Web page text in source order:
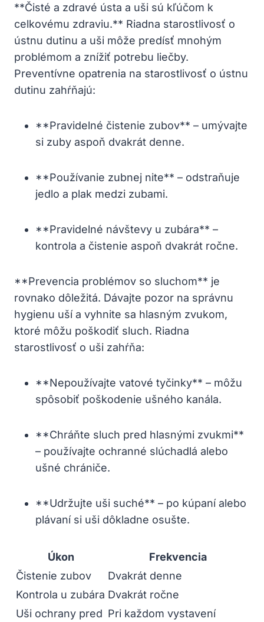
**Čisté a zdravé ústa a uši sú kľúčom k
celkovému zdraviu.** Riadna starostlivosť o
ústnu dutinu a uši môže predísť mnohým
problémom a znížiť potrebu liečby.
Preventívne opatrenia na starostlivosť o ústnu
dutinu zahŕňajú:
**Pravidelné čistenie zubov** – umývajte
si zuby aspoň dvakrát denne.
**Používanie zubnej nite** – odstraňuje
jedlo a plak medzi zubami.
**Pravidelné návštevy u zubára** –
kontrola a čistenie aspoň dvakrát ročne.
**Prevencia problémov so sluchom** je
rovnako dôležitá. Dávajte pozor na správnu
hygienu uší a vyhnite sa hlasným zvukom,
ktoré môžu poškodiť sluch. Riadna
starostlivosť o uši zahŕňa:
**Nepoužívajte vatové tyčinky** – môžu
spôsobiť poškodenie ušného kanála.
**Chráňte sluch pred hlasnými zvukmi**
– používajte ochranné slúchadlá alebo
ušné chrániče.
**Udržujte uši suché** – po kúpaní alebo
plávaní si uši dôkladne osušte.
Úkon
Frekvencia
Čistenie zubov
Dvakrát denne
Kontrola u zubára Dvakrát ročne
Uši ochrany pred Pri každom vystavení